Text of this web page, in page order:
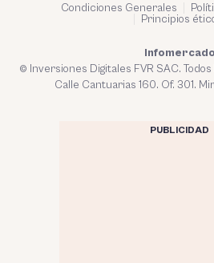
Condiciones Generales
Principios
Infomercado
© Inversiones Digitales FVR SAC.
Calle Cantuarias 160. Of. 301.
PUBLICIDAD